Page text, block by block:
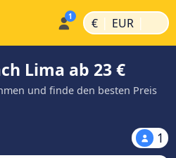
€ | EUR |
Lima ab 23 €
und finde den besten Preis
1